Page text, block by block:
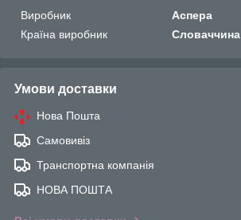
Виробник
Аспера
Країна виробник
Словаччина
Умови доставки
Нова Пошта
Самовивіз
Транспортна компанія
НОВА ПОШТА